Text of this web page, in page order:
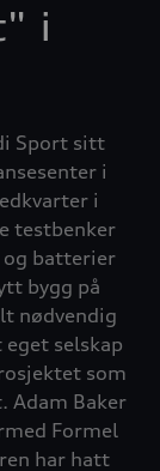
i
Sport sitt
i
i
testbenker
batterier
bygg på
nødvendig
selskap
som
Adam Baker
Formel
har hatt